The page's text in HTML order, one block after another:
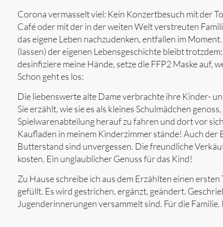
Corona vermasselt viel: Kein Konzertbesuch mit der
Café oder mit der in der weiten Welt verstreuten
das eigene Leben nachzudenken, entfallen im
(lassen) der eigenen Lebensgeschichte bleibt
desinfiziere meine Hände, setze die FFP2 Maske auf,
Schon geht es los:
Die liebenswerte alte Dame verbrachte ihre Kinder-
Sie erzählt, wie sie es als kleines Schulmädchen
Spielwarenabteilung herauf zu fahren und dort vor
Kaufladen in meinem Kinderzimmer stände! Auch
Butterstand sind unvergessen. Die freundliche
kosten. Ein unglaublicher Genuss für das Kind!
Zu Hause schreibe ich aus dem Erzählten einen
gefüllt. Es wird gestrichen, ergänzt, geändert.
Jugenderinnerungen versammelt sind. Für die